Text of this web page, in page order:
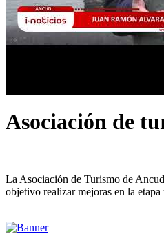
Asociación de
La Asociación de Turismo de
objetivo realizar mejoras en la